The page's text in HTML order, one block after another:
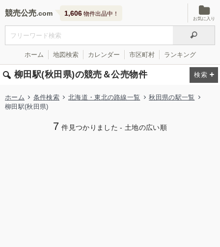
競売公売 1,606 物件出品中！
お気に入り
ホーム 地図検索 カレンダー 市区町村 ランキング
柳田駅(秋田県)の競売＆公売物件
ホーム 条件検索 北海道・東北の路線一覧
秋田県の駅一覧
柳田駅(秋田県)
7 件見つかりました - 土地の広い順